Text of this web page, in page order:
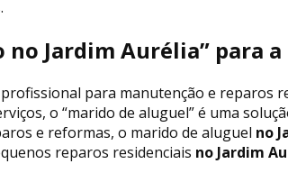
Jardim Aurélia” para a
para manutenção e reparos
o “marido de aluguel” é uma
e reformas, o marido de aluguel no
reparos residenciais no Jardim